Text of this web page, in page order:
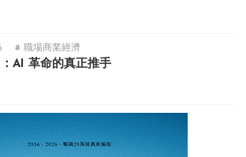
# 職場商業經濟
：AI 革命的真正推手